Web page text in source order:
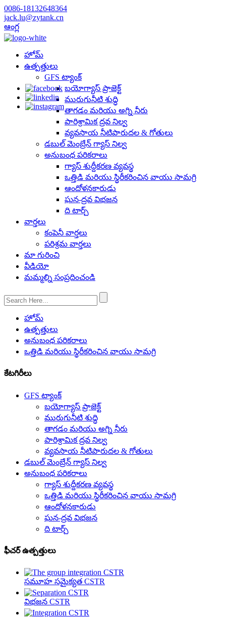
0086-18132648364
jack.lu@zytank.cn
ఆంగ్ల
హోమ్
ఉత్పత్తులు
GFS ట్యాంక్
బయోగ్యాస్ ప్రాజెక్ట్
మురుగునీటి శుద్ధి
తాగడం మరియు అగ్ని నీరు
పారిశ్రామిక ద్రవ నిల్వ
వ్యవసాయ నీటిపారుదల & గోతులు
డబుల్ మెంబ్రేన్ గ్యాస్ నిల్వ
అనుబంధ పరికరాలు
గ్యాస్ శుద్దీకరణ వ్యవస్థ
ఒత్తిడి మరియు స్థిరీకరించిన వాయు సామగ్రి
ఆందోళనకారుడు
ఘన-ద్రవ విభజన
ది టార్చ్
వార్తలు
కంపెనీ వార్తలు
పరిశ్రమ వార్తలు
మా గురించి
వీడియో
మమ్మల్ని సంప్రదించండి
హోమ్
ఉత్పత్తులు
అనుబంధ పరికరాలు
ఒత్తిడి మరియు స్థిరీకరించిన వాయు సామగ్రి
కేటగిరీలు
GFS ట్యాంక్
బయోగ్యాస్ ప్రాజెక్ట్
మురుగునీటి శుద్ధి
తాగడం మరియు అగ్ని నీరు
పారిశ్రామిక ద్రవ నిల్వ
వ్యవసాయ నీటిపారుదల & గోతులు
డబుల్ మెంబ్రేన్ గ్యాస్ నిల్వ
అనుబంధ పరికరాలు
గ్యాస్ శుద్దీకరణ వ్యవస్థ
ఒత్తిడి మరియు స్థిరీకరించిన వాయు సామగ్రి
ఆందోళనకారుడు
ఘన-ద్రవ విభజన
ది టార్చ్
ఫీచర్ ఉత్పత్తులు
సమూహ సమైక్యత CSTR
విభజన CSTR